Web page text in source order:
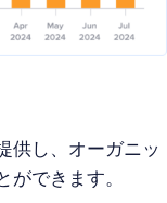
供し、オーガニッ
ができます。